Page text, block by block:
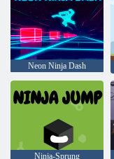
Neon Ninja Dash
Ninja-Sprung